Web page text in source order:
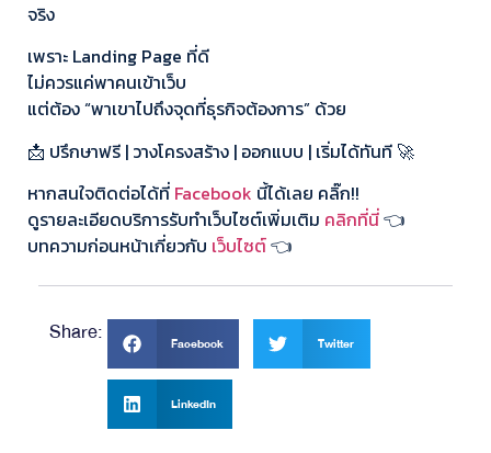
จริง
เพราะ Landing Page ที่ดี
ไม่ควรแค่พาคนเข้าเว็บ
แต่ต้อง “พาเขาไปถึงจุดที่ธุรกิจต้องการ” ด้วย
📩 ปรึกษาฟรี | วางโครงสร้าง | ออกแบบ | เริ่มได้ทันที 🚀
หากสนใจติดต่อได้ที่ Facebook นี้ได้เลย คลิ๊ก!!
ดูรายละเอียดบริการรับทำเว็บไซต์เพิ่มเติม คลิกที่นี่👈
บทความก่อนหน้าเกี่ยวกับ เว็บไซต์👈
Share: Facebook Twitter
LinkedIn